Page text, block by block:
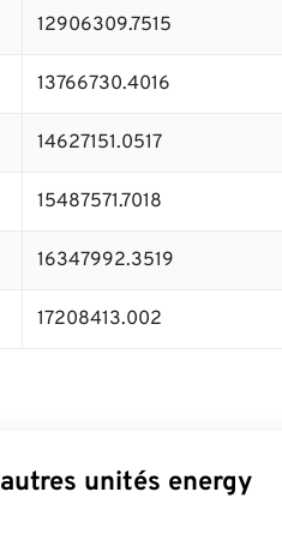
12906309.7515
13766730.4016
14627151.0517
15487571.7018
16347992.3519
17208413.002
unités energy